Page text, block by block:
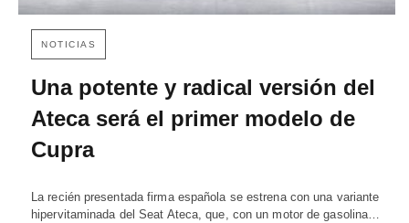
NOTICIAS
Una potente y radical versión del
Ateca será el primer modelo de
Cupra
La recién presentada firma española se estrena con una variante
hipervitaminada del Seat Ateca, que, con un motor de gasolina…